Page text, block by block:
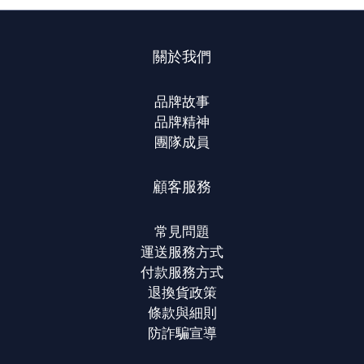
關於我們
品牌故事
品牌精神
團隊成員
顧客服務
常見問題
運送服務方式
付款服務方式
退換貨政策
條款與細則
防詐騙宣導